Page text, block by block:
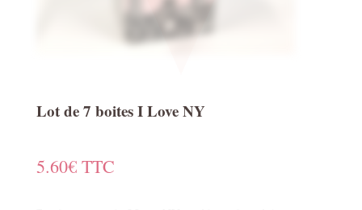
Lot de 7 boites I Love NY
5.60€ TTC